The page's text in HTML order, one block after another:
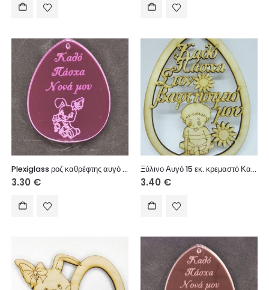
Plexiglass ροζ καθρέφτης αυγό 7 εκ. Καλό Πάσχα Νονά μου
3.30 €
Ξύλινο Αυγό 15 εκ. κρεμαστό Καλό Πάσχα Στον βαφτησιμιό μου (αγόρι)
3.40 €